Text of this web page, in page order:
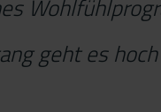
geht es